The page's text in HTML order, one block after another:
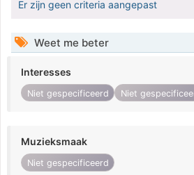
Er zijn geen criteria aangepast
Weet me beter
Interesses
Niet gespecificeerd Niet
Muzieksmaak
Niet gespecificeerd